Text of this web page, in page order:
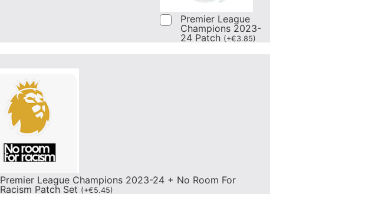
Premier League
Champions 2023-
24 Patch (+€3.85)
Premier League Champions 2023-24 + No Room For
Racism Patch Set (+€5.45)